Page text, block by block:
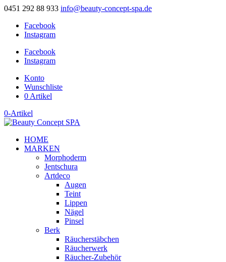
0451 292 88 933 info@beauty-concept-spa.de
Facebook
Instagram
Facebook
Instagram
Konto
Wunschliste
0 Artikel
0-Artikel
HOME
MARKEN
Morphoderm
Jentschura
Artdeco
Augen
Teint
Lippen
Nägel
Pinsel
Berk
Räucherstäbchen
Räucherwerk
Räucher-Zubehör